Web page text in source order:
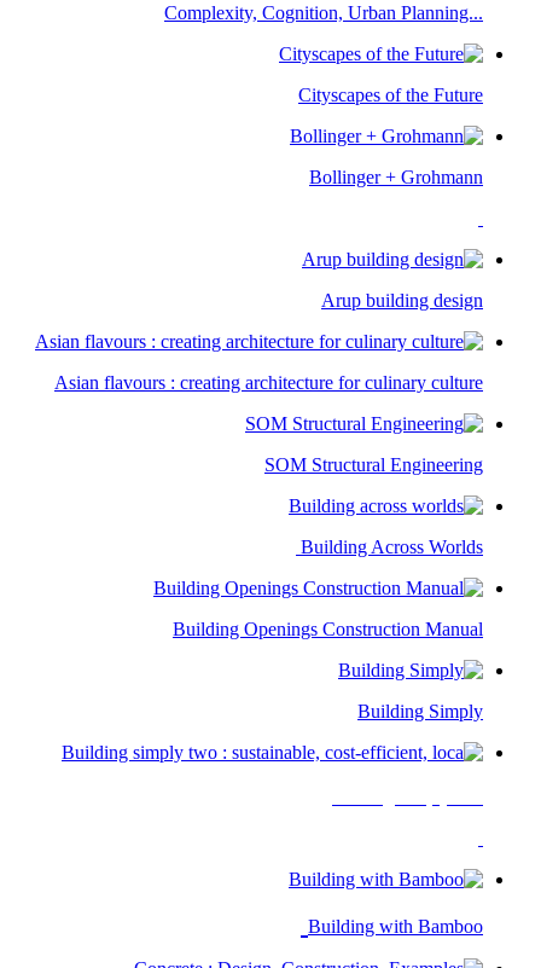
Complexity, Cognition, Urban Planning...​
Cityscapes of the Future​
Bollinger + Grohmann
Arup building design
Asian flavours : creating architecture for culinary culture
SOM Structural Engineering​
Building Across Worlds ​
Building Openings Construction Manual​
Building Simply​
Building with Bamboo